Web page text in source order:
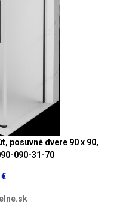
posuvné dvere 90 x 90,
090-31-70